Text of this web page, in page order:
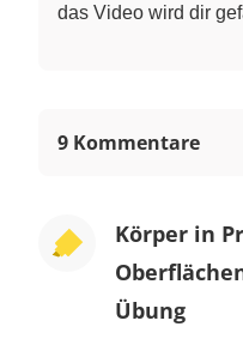
das Video wird dir
9 Kommentare
Körper in
Übung